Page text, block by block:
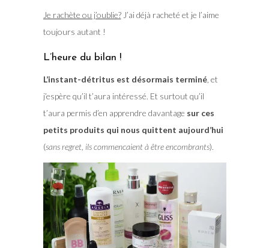
Je rachète ou j’oublie?J’ai déjà racheté et je l’aime
toujours autant !
L’heure du bilan !
L’instant-détritus est désormais terminé, et
j’espère qu’il t’aura intéressé. Et surtout qu’il
t’aura permis d’en apprendre davantage sur ces
petits produits qui nous quittent aujourd’hui
(sans regret, ils commencaient à être encombrants).